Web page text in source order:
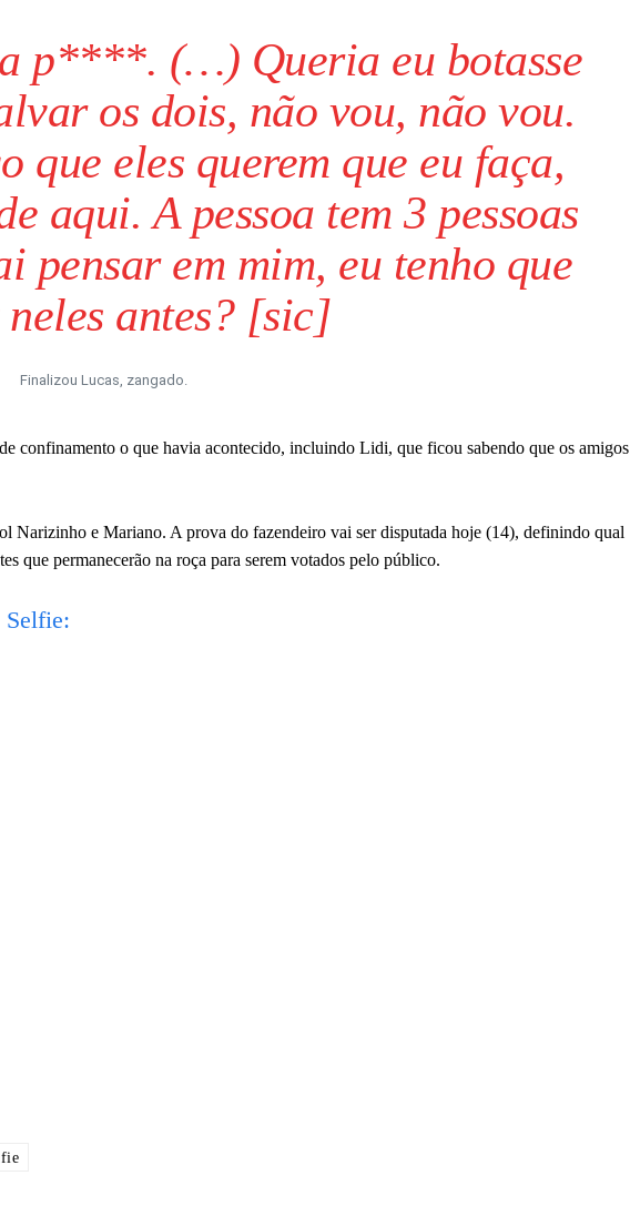
p****. (…) Queria eu botasse
os dois, não vou, não vou.
que eles querem que eu faça,
aqui. A pessoa tem 3 pessoas
pensar em mim, eu tenho que
neles antes? [sic]
Finalizou Lucas, zangado.
confinamento o que havia acontecido, incluindo Lidi, que ficou sabendo que os amigos
Narizinho e Mariano. A prova do fazendeiro vai ser disputada hoje (14), definindo qual
que permanecerão na roça para serem votados pelo público.
Selfie: